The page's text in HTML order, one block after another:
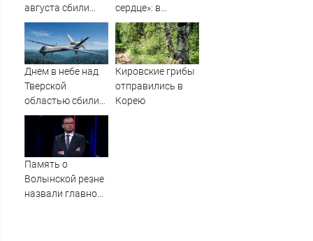
августа сбили
украинские БПЛА
сердце»: в
Таиланде
простились с
убитыми
россиянами
Дианой
Днем в небе над
Тверской
областью сбили
БПЛА
Кировские грибы
отправились в
Корею
Память о
Волынской резне
назвали главной